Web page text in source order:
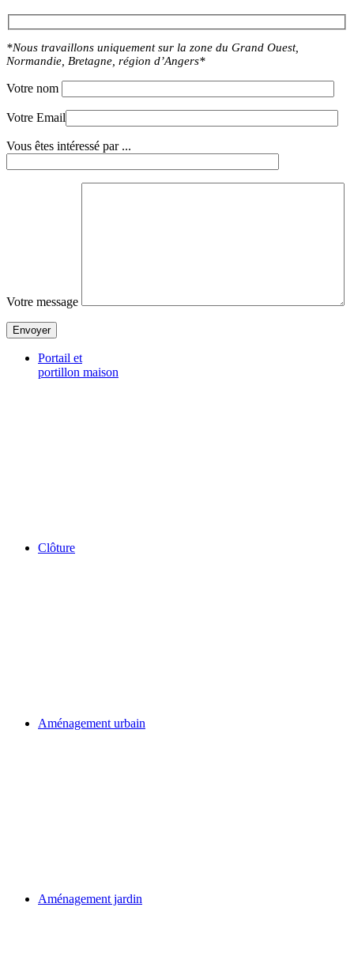
*Nous travaillons uniquement sur la zone du Grand Ouest,
Normandie, Bretagne, région d’Angers*
Votre nom
Votre Email
Vous êtes intéressé par ...
Votre message
Portail et
portillon maison
Clôture
Aménagement urbain
Aménagement jardin